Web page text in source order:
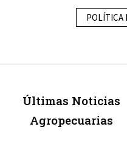
POLÍTICA
Últimas Noticias
Agropecuarias